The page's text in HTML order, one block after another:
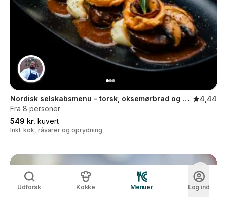
Nordisk selskabsmenu – torsk, oksemørbrad og æble
4,44
Fra 8 personer
549 kr. kuvert
Inkl. kok, råvarer og oprydning
Udforsk Kokke Menuer Log ind